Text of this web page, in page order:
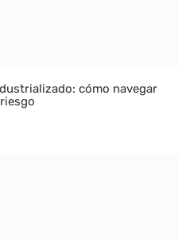
cómo navegar